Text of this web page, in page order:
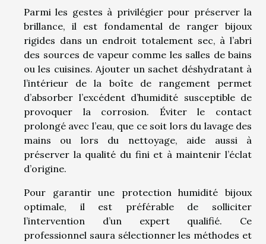
Parmi les gestes à privilégier pour préserver la
brillance, il est fondamental de ranger bijoux
rigides dans un endroit totalement sec, à l’abri
des sources de vapeur comme les salles de bains
ou les cuisines. Ajouter un sachet déshydratant à
l’intérieur de la boîte de rangement permet
d’absorber l’excédent d’humidité susceptible de
provoquer la corrosion. Éviter le contact
prolongé avec l’eau, que ce soit lors du lavage des
mains ou lors du nettoyage, aide aussi à
préserver la qualité du fini et à maintenir l’éclat
d’origine.
Pour garantir une protection humidité bijoux
optimale, il est préférable de solliciter
l’intervention d’un expert qualifié. Ce
professionnel saura sélectionner les méthodes et